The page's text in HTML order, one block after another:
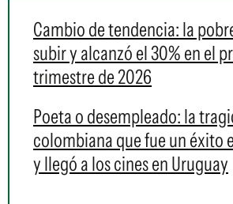
Cambio de tendencia: la
subir y alcanzó el 30% en el
trimestre de 2026
Poeta o desempleado: la
colombiana que fue un éxito
y llegó a los cines en Uruguay